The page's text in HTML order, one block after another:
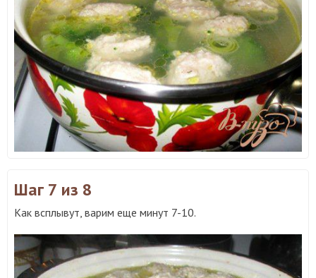
Шаг 7 из 8
Как всплывут, варим еще минут 7-10.